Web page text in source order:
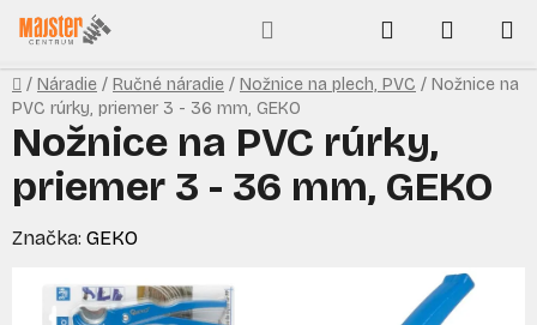
Prejsť
na
obsah
Hľadať
KOŠÍK
Domov
/ Náradie / Ručné náradie / Nožnice na plech, PVC / Nožnice na
PVC rúrky, priemer 3 - 36 mm, GEKO
Nožnice na PVC rúrky,
priemer 3 - 36 mm, GEKO
Značka: GEKO